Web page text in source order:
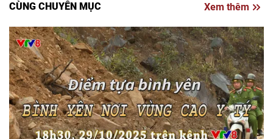
CÙNG CHUYÊN MỤC Xem thêm